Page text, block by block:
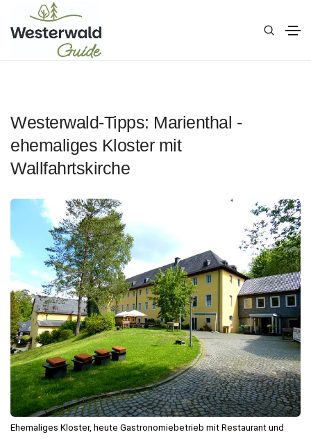
Westerwald-Tipps: Marienthal -
ehemaliges Kloster mit
Wallfahrtskirche
Ehemaliges Kloster, heute Gastronomiebetrieb mit Restaurant und